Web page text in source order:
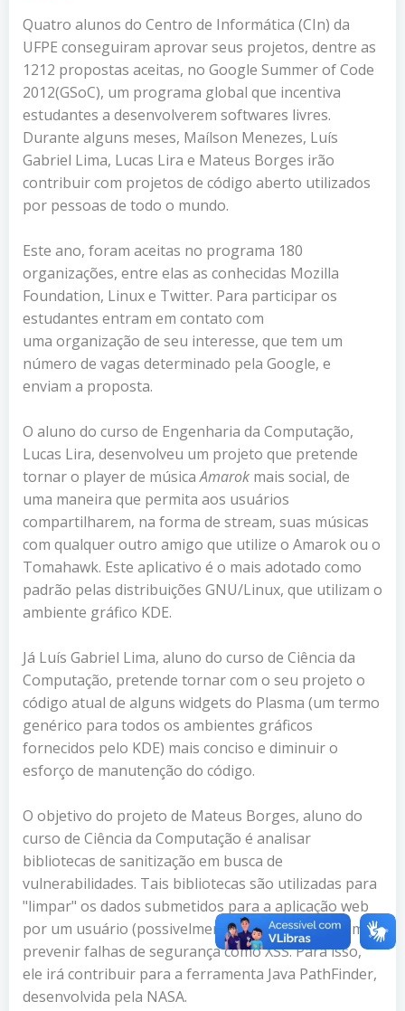
Quatro alunos do Centro de Informática (CIn) da
UFPE conseguiram aprovar seus projetos, dentre as
1212 propostas aceitas, no Google Summer of Code
2012(GSoC), um programa global que incentiva
estudantes a desenvolverem softwares livres.
Durante alguns meses, Maílson Menezes, Luís
Gabriel Lima, Lucas Lira e Mateus Borges irão
contribuir com projetos de código aberto utilizados
por pessoas de todo o mundo.
Este ano, foram aceitas no programa 180
organizações, entre elas as conhecidas Mozilla
Foundation, Linux e Twitter. Para participar os
estudantes entram em contato com
uma organização de seu interesse, que tem um
número de vagas determinado pela Google, e
enviam a proposta.
O aluno do curso de Engenharia da Computação,
Lucas Lira, desenvolveu um projeto que pretende
tornar o player de músicaAmarok mais social, de
uma maneira que permita aos usuários
compartilharem, na forma de stream, suas músicas
com qualquer outro amigo que utilize o Amarok ou o
Tomahawk. Este aplicativo é o mais adotado como
padrão pelas distribuições GNU/Linux, que utilizam o
ambiente gráfico KDE.
Já Luís Gabriel Lima, aluno do curso de Ciência da
Computação, pretende tornar com o seu projeto o
código atual de alguns widgets do Plasma (um termo
genérico para todos os ambientes gráficos
fornecidos pelo KDE) mais conciso e diminuir o
esforço de manutenção do código.
O objetivo do projeto de Mateus Borges, aluno do
curso de Ciência da Computação é analisar
bibliotecas de sanitização em busca de
vulnerabilidades. Tais bibliotecas são utilizadas para
"limpar" os dados submetidos para a aplicação web
por um usuário (possivelmente malicioso), e assim
prevenir falhas de segurança como XSS. Para isso,
ele irá contribuir para a ferramenta Java PathFinder,
desenvolvida pela NASA.